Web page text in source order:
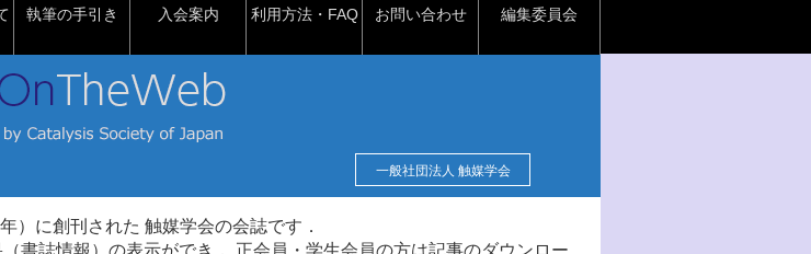
執筆の手引き 入会案内 利用方法・FAQ お問い合わせ 編集委員会
一般社団法人 触媒学会
）に創刊された 触媒学会の会誌です．
書誌情報）の表示ができ， 正会員・学生会員の方は記事のダウンロー